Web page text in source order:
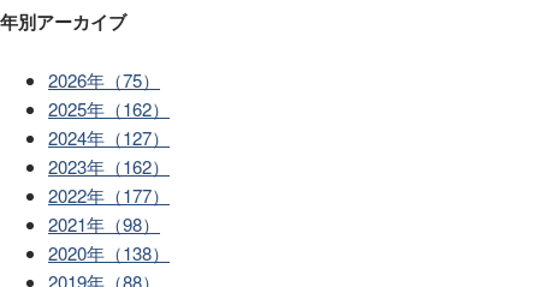
年別アーカイブ
2026年（75）
2025年（162）
2024年（127）
2023年（162）
2022年（177）
2021年（98）
2020年（138）
2019年（88）